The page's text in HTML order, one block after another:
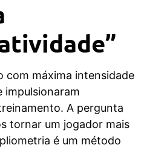
com máxima intensidade
impulsionaram
A pergunta
tornar um jogador mais
é um método